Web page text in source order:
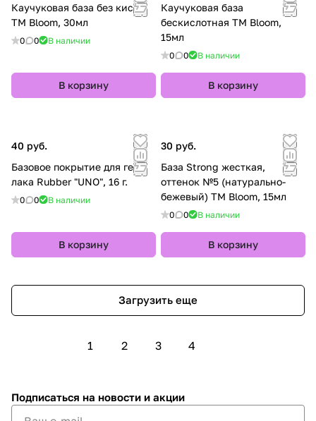
Каучуковая база без кисти
TM Bloom, 30мл
0 0 В наличии
В корзину
Каучуковая база
бескислотная TM Bloom,
15мл
0 0 В наличии
В корзину
40 руб.
Базовое покрытие для гель-
лака Rubber "UNO", 16 г.
0 0 В наличии
В корзину
30 руб.
База Strong жесткая,
оттенок №5 (натурально-
бежевый) TM Bloom, 15мл
0 0 В наличии
В корзину
Загрузить еще
1 2 3 4
Подписаться на новости и акции